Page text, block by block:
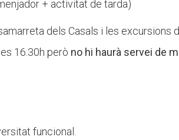
+ activitat de tarda)
dels Casals i les excursions
16.30h però no hi haurà servei de
funcional.